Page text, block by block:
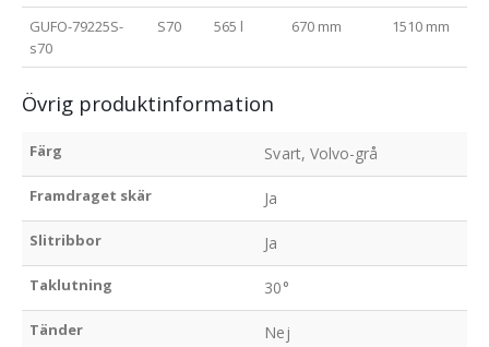
GUFO-79225S-
s70
S70 565 l 670 mm 1510 mm
Övrig produktinformation
Färg Svart, Volvo-grå
Framdraget skär Ja
Slitribbor Ja
Taklutning 30°
Tänder Nej